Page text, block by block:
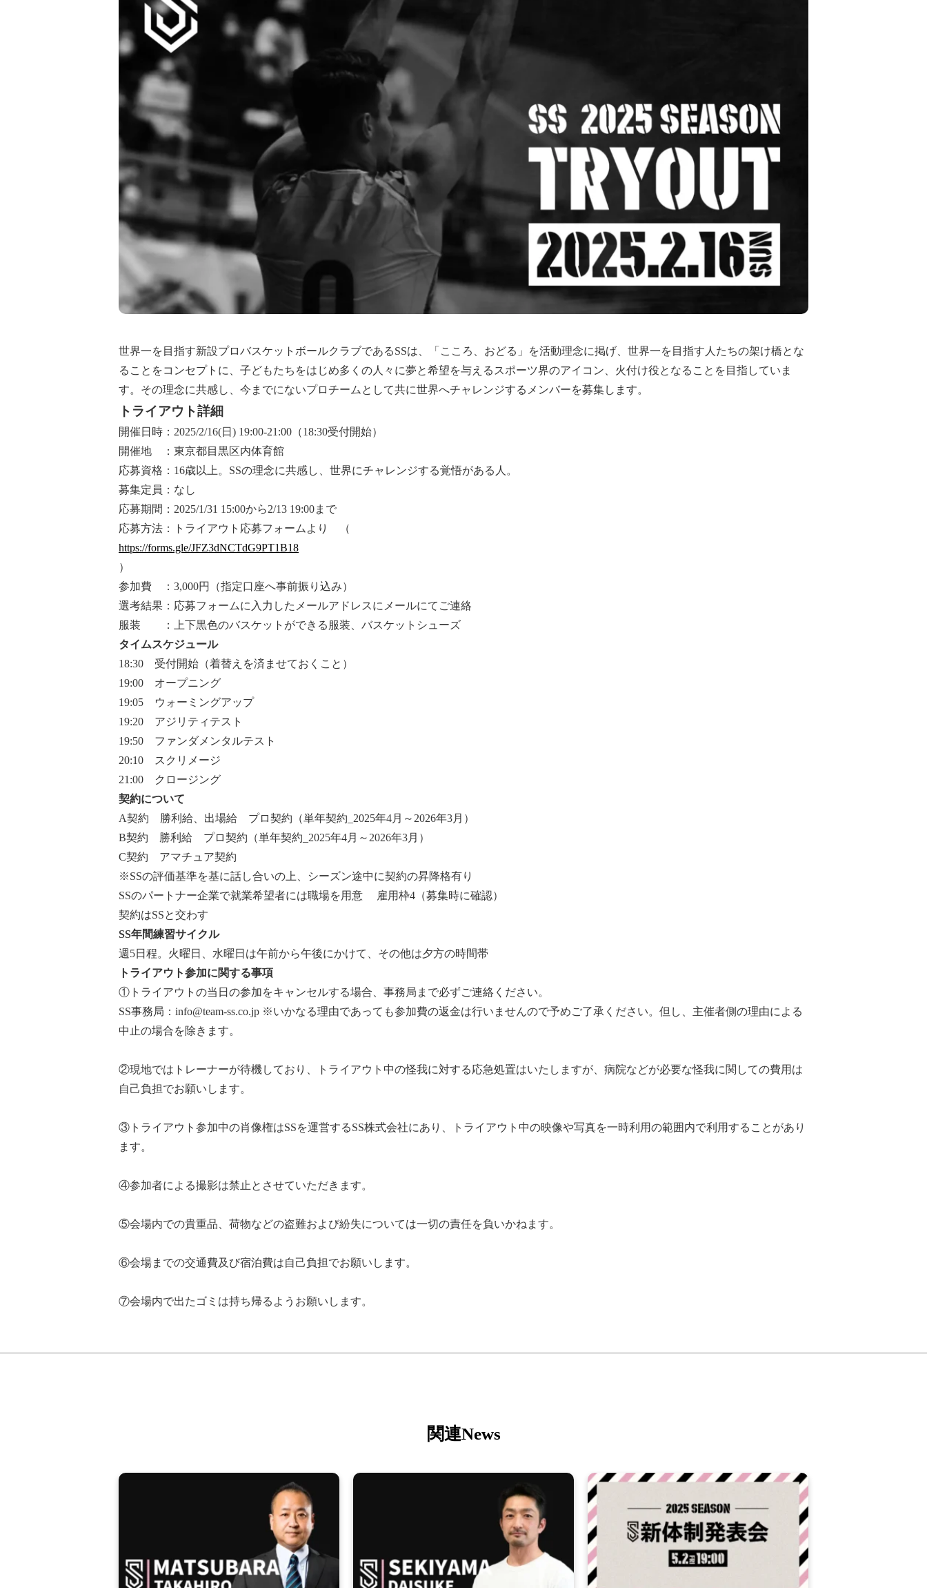
世界一を目指す新設プロバスケットボールクラブであるSSは、「こころ、おどる」を活動理念に掲げ、世界一を目指す人たちの架け橋とな
ることをコンセプトに、子どもたちをはじめ多くの人々に夢と希望を与えるスポーツ界のアイコン、火付け役となることを目指していま
す。その理念に共感し、今までにないプロチームとして共に世界へチャレンジするメンバーを募集します。
トライアウト詳細
開催日時：2025/2/16(日) 19:00-21:00（18:30受付開始）
開催地 ：東京都目黒区内体育館
応募資格：16歳以上。SSの理念に共感し、世界にチャレンジする覚悟がある人。
募集定員：なし
応募期間：2025/1/31 15:00から2/13 19:00まで
応募方法：トライアウト応募フォームより （
https://forms.gle/JFZ3dNCTdG9PT1B18
）
参加費 ：3,000円（指定口座へ事前振り込み）
選考結果：応募フォームに入力したメールアドレスにメールにてご連絡
服装 ：上下黒色のバスケットができる服装、バスケットシューズ
タイムスケジュール
18:30 受付開始（着替えを済ませておくこと）
19:00 オープニング
19:05 ウォーミングアップ
19:20 アジリティテスト
19:50 ファンダメンタルテスト
20:10 スクリメージ
21:00 クロージング
契約について
A契約 勝利給、出場給 プロ契約（単年契約_2025年4月～2026年3月）
B契約 勝利給 プロ契約（単年契約_2025年4月～2026年3月）
C契約 アマチュア契約
※SSの評価基準を基に話し合いの上、シーズン途中に契約の昇降格有り
SSのパートナー企業で就業希望者には職場を用意 雇用枠4（募集時に確認）
契約はSSと交わす
SS年間練習サイクル
週5日程。火曜日、水曜日は午前から午後にかけて、その他は夕方の時間帯
トライアウト参加に関する事項
①トライアウトの当日の参加をキャンセルする場合、事務局まで必ずご連絡ください。
SS事務局：info@team-ss.co.jp ※いかなる理由であっても参加費の返金は行いませんので予めご了承ください。但し、主催者側の理由による
中止の場合を除きます。
②現地ではトレーナーが待機しており、トライアウト中の怪我に対する応急処置はいたしますが、病院などが必要な怪我に関しての費用は
自己負担でお願いします。
③トライアウト参加中の肖像権はSSを運営するSS株式会社にあり、トライアウト中の映像や写真を一時利用の範囲内で利用することがあり
ます。
④参加者による撮影は禁止とさせていただきます。
⑤会場内での貴重品、荷物などの盗難および紛失については一切の責任を負いかねます。
⑥会場までの交通費及び宿泊費は自己負担でお願いします。
⑦会場内で出たゴミは持ち帰るようお願いします。
関連News